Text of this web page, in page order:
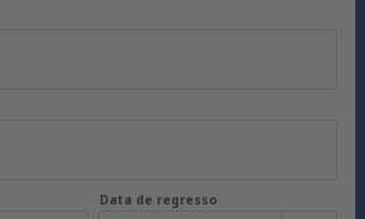
Data de regresso